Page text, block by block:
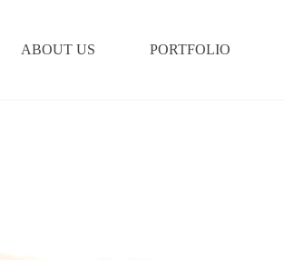
ABOUT US PORTFOLIO